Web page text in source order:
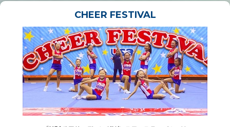
CHEER FESTIVAL